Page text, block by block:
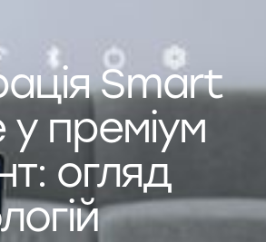
Smart
преміум
огляд